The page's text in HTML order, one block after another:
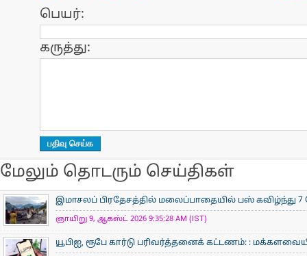
பெயர்:
கருத்து:
மேலும் தொடரும் செய்திகள்
இமாசலப் பிரதேசத்தில் மலைப்பாதையில் பஸ் கவிழ்ந்து 7
ஞாயிறு 9, ஆகஸ்ட் 2026 9:35:28 AM (IST)
யூபிஐ, ரூபே கார்டு பரிவர்த்தனைக் கட்டணம்: :